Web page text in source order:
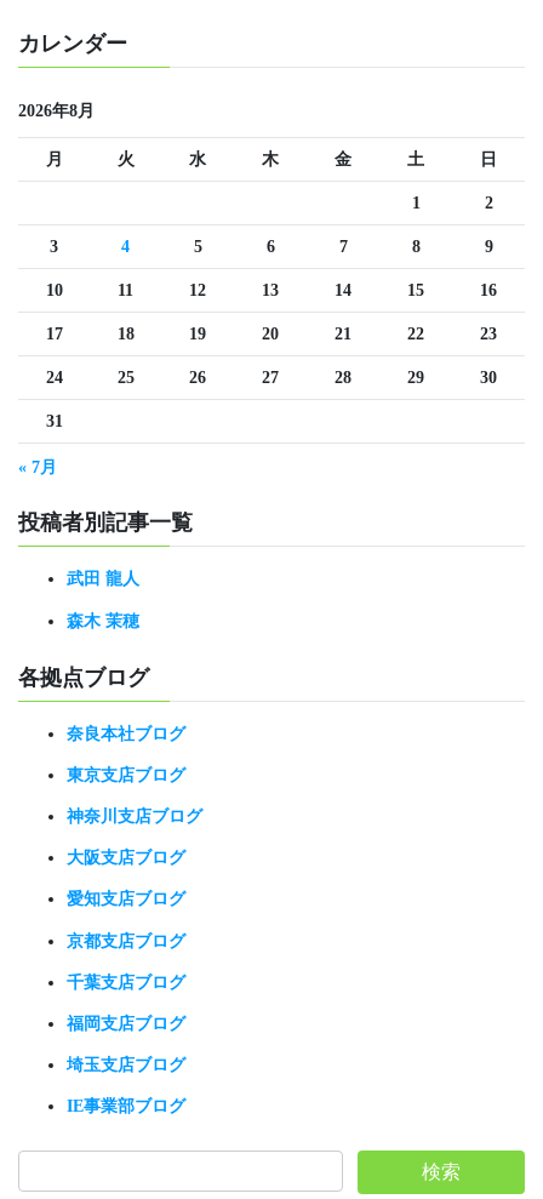
カレンダー
2026年8月
月 火 水 木 金 土 日
1 2
3 4 5 6 7 8 9
10 11 12 13 14 15 16
17 18 19 20 21 22 23
24 25 26 27 28 29 30
31
« 7月
投稿者別記事一覧
武田 龍人
森木 茉穂
各拠点ブログ
奈良本社ブログ
東京支店ブログ
神奈川支店ブログ
大阪支店ブログ
愛知支店ブログ
京都支店ブログ
千葉支店ブログ
福岡支店ブログ
埼玉支店ブログ
IE事業部ブログ